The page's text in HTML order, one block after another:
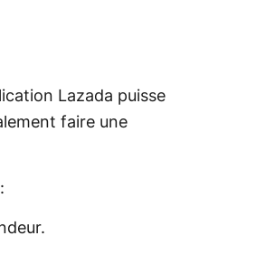
Lazada puisse
faire une